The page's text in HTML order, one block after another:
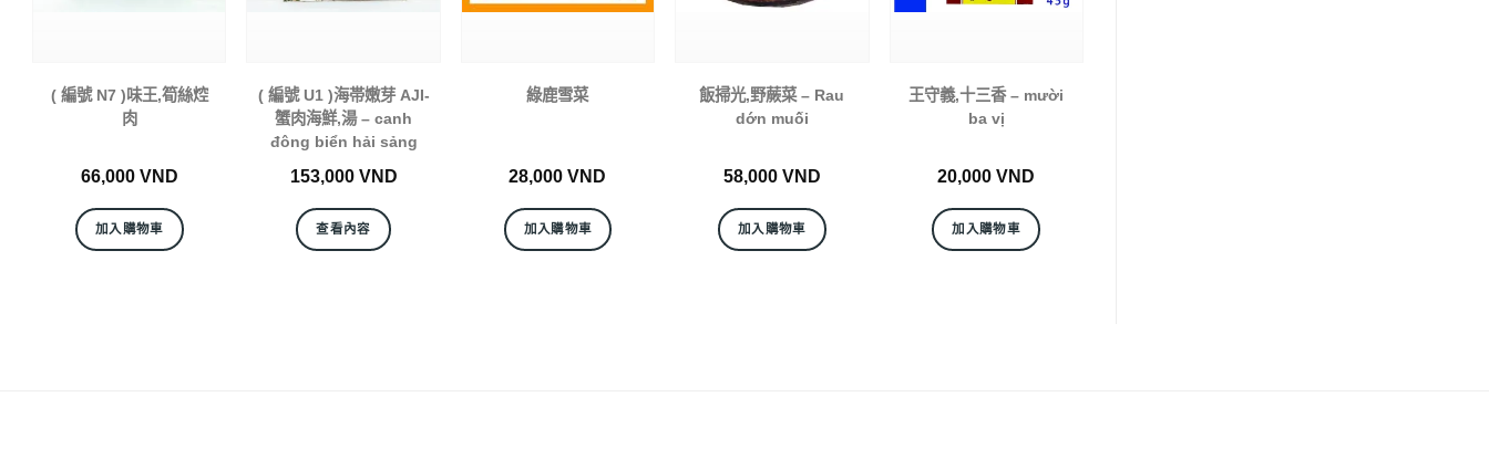
( 編號 N7 )味王,筍絲焢
肉
66,000 VND
加入購物車
( 編號 U1 )海帯嫩芽 AJI-
蟹肉海鮮,湯 – canh
đông biển hải sảng
153,000 VND
查看內容
綠鹿雪菜
28,000VND
加入購物車
飯掃光,野蕨菜 – Rau
dớn muối
58,000 VND
加入購物車
王守義,十三香 – mười
ba vị
20,000VND
加入購物車